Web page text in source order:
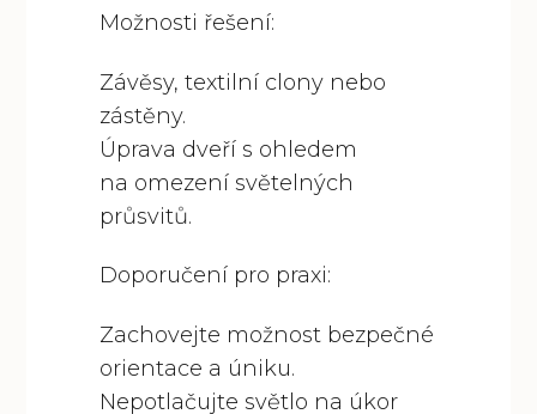
Možnosti řešení:
Závěsy, textilní clony nebo
zástěny.
Úprava dveří s ohledem
na omezení světelných
průsvitů.
Doporučení pro praxi:
Zachovejte možnost bezpečné
orientace a úniku.
Nepotlačujte světlo na úkor